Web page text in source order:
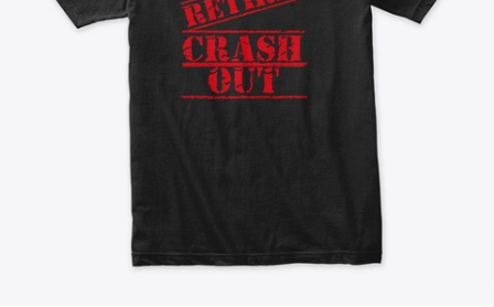
Vendez partout
Vendre n'importe quoi
15,99 $US
Women's Classic Tee
23,99 $US